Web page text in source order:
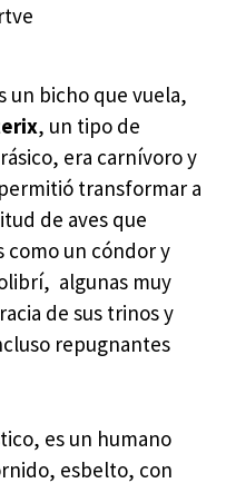
un bicho que vuela,
, un tipo de
era carnívoro y
transformar a
de aves que
como un cóndor y
algunas muy
de sus trinos y
repugnantes
es un humano
esbelto, con